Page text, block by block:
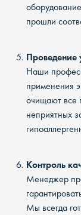
прошли
Проведение
Наши
применения
очищают все
неприятных
Контроль
Менеджер
Мы всегда